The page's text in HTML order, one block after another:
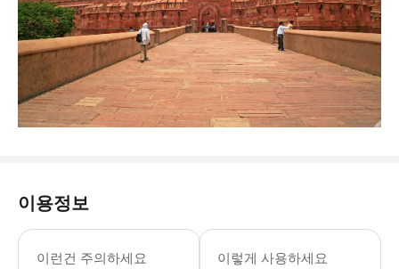
이용정보
이런건 주의하세요
- 전문가 팁
이렇게 사용하세요